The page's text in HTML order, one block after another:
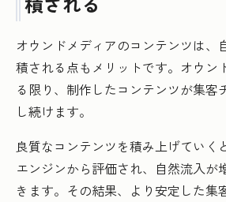
オウンドメディアのコンテンツは、
積される点もメリットです。オウン
る限り、制作したコンテンツが集客
し続けます。
良質なコンテンツを積み上げていく
エンジンから評価され、自然流入が
きます。その結果、より安定した集